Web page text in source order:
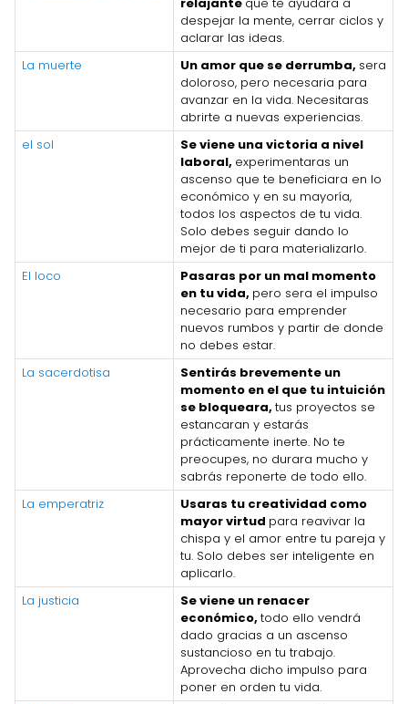
despejar la mente, cerrar ciclos y
aclarar las ideas.
La muerte
Un amor que se derrumba, sera
doloroso, pero necesaria para
avanzar en la vida. Necesitaras
abrirte a nuevas experiencias.
el sol
Se viene una victoria a nivel
laboral, experimentaras un
ascenso que te beneficiara en lo
económico y en su mayoría,
todos los aspectos de tu vida.
Solo debes seguir dando lo
mejor de ti para materializarlo.
El loco
Pasaras por un mal momento
en tu vida, pero sera el impulso
necesario para emprender
nuevos rumbos y partir de donde
no debes estar.
La sacerdotisa
Sentirás brevemente un
momento en el que tu intuición
se bloqueara, tus proyectos se
estancaran y estarás
prácticamente inerte. No te
preocupes, no durara mucho y
sabrás reponerte de todo ello.
La emperatriz
Usaras tu creatividad como
mayor virtud para reavivar la
chispa y el amor entre tu pareja y
tu. Solo debes ser inteligente en
aplicarlo.
La justicia
Se viene un renacer
económico, todo ello vendrá
dado gracias a un ascenso
sustancioso en tu trabajo.
Aprovecha dicho impulso para
poner en orden tu vida.